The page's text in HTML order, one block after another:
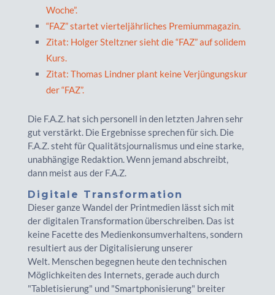
Woche”.
“FAZ” startet vierteljährliches Premiummagazin.
Zitat: Holger Steltzner sieht die “FAZ” auf solidem
Kurs.
Zitat: Thomas Lindner plant keine Verjüngungskur
der “FAZ”.
Die F.A.Z. hat sich personell in den letzten Jahren sehr
gut verstärkt. Die Ergebnisse sprechen für sich. Die
F.A.Z. steht für Qualitätsjournalismus und eine starke,
unabhängige Redaktion. Wenn jemand abschreibt,
dann meist aus der F.A.Z.
Digitale Transformation
Dieser ganze Wandel der Printmedien lässt sich mit
der digitalen Transformation überschreiben. Das ist
keine Facette des Medienkonsumverhaltens, sondern
resultiert aus der Digitalisierung unserer
Welt. Menschen begegnen heute den technischen
Möglichkeiten des Internets, gerade auch durch
"Tabletisierung" und "Smartphonisierung" breiter